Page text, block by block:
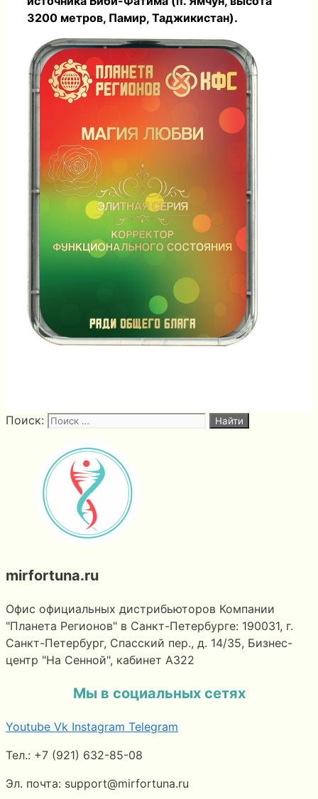
3200 метров, Памир, Таджикистан).
Поиск:
mirfortuna.ru
Офис официальных дистрибьюторов Компании
"Планета Регионов" в Санкт-Петербурге: 190031, г.
Санкт-Петербург, Спасский пер., д. 14/35, Бизнес-
центр "На Сенной", кабинет А322
Мы в социальных сетях
Youtube Vk Instagram Telegram
Тел.: +7 (921) 632-85-08
Эл. почта: support@mirfortuna.ru